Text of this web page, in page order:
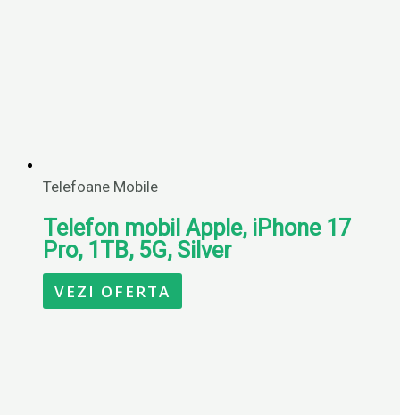
Telefoane Mobile
Telefon mobil Apple, iPhone 17
Pro, 1TB, 5G, Silver
VEZI OFERTA